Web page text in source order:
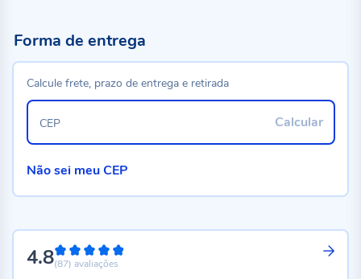
4.896%
(87) avaliações
Forma de entrega
Calcule frete, prazo de entrega e retirada
Calcular
CEP
Não sei meu CEP